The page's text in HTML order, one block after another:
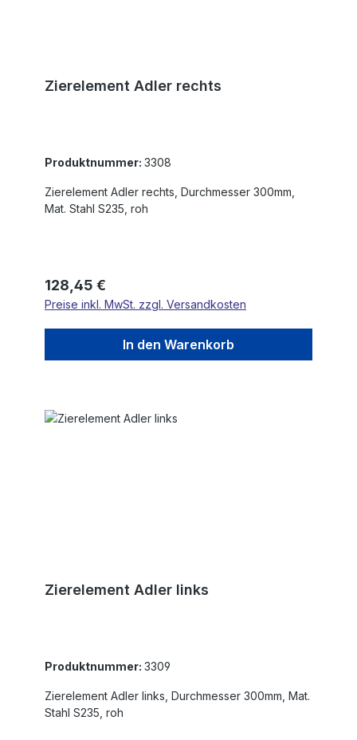
Zierelement Adler rechts
Produktnummer: 3308
Zierelement Adler rechts, Durchmesser 300mm,
Mat. Stahl S235, roh
Regulärer Preis:
128,45 €
Preise inkl. MwSt. zzgl. Versandkosten
In den Warenkorb
Zierelement Adler links
Produktnummer: 3309
Zierelement Adler links, Durchmesser 300mm, Mat.
Stahl S235, roh